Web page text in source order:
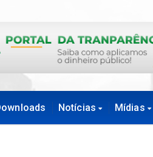
Notícias Mídias